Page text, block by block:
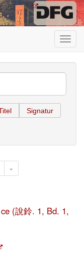
Signatur
»
(說鈴. 1, Bd. 1,